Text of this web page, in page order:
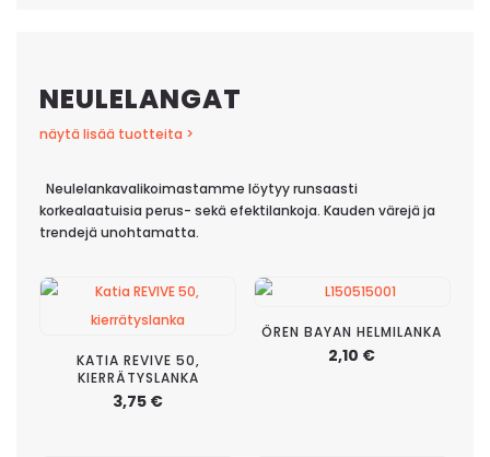
NEULELANGAT
näytä lisää tuotteita >
Neulelankavalikoimastamme löytyy runsaasti
korkealaatuisia perus- sekä efektilankoja. Kauden värejä ja
trendejä unohtamatta.
KATIA REVIVE 50,
KIERRÄTYSLANKA
3,75 €
ÖREN BAYAN HELMILANKA
2,10 €